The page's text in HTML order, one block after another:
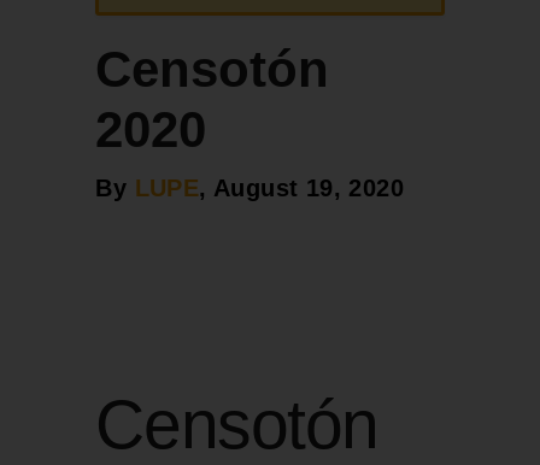
Censotón
2020
By LUPE, August 19, 2020
Censotón